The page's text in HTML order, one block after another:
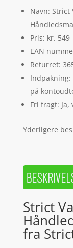
Navn: Strict
Pris: kr. 549
EAN
Returret:
på
Fri fragt: Ja,
Yderligere
Strict
fra